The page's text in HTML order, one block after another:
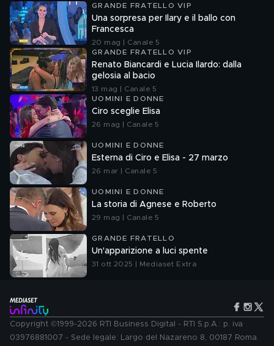
GRANDE FRATELLO VIP
Una sorpresa per Ilary e il ballo con
Francesca
20 mag | Canale 5
GRANDE FRATELLO VIP
Renato Biancardi e Lucia Ilardo: dalla
gelosia al bacio
13 mag | Canale 5
UOMINI E DONNE
Ciro sceglie Elisa
26 mag | Canale 5
UOMINI E DONNE
Esterna di Ciro e Elisa - 27 marzo
26 mar | Canale 5
UOMINI E DONNE
La storia di Agnese e Roberto
29 mag | Canale 5
GRANDE FRATELLO
Un'apparizione a luci spente
31 ott 2025 | Mediaset Extra
Copyright ©1999-2026 RTI Business Digital - RTI S.p.A.: p. iva
03976881007 - Sede legale: Largo del Nazareno 8, 00187 Roma.